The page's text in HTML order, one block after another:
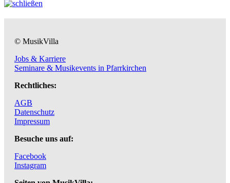
© MusikVilla
Jobs & Karriere
Seminare & Musikevents in Pfarrkirchen
Rechtliches:
AGB
Datenschutz
Impressum
Besuche uns auf:
Facebook
Instagram